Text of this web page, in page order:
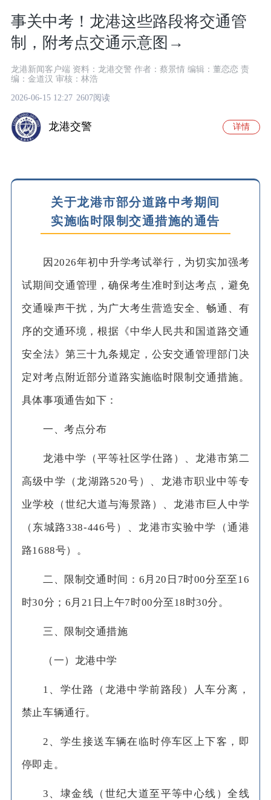
事关中考！龙港这些路段将交通管
制，附考点交通示意图→
龙港新闻客户端 资料：龙港交警 作者：蔡景情 编辑：董恋恋 责
编：金道汉 审核：林浩
2026-06-15 12:27 2607阅读
龙港交警 详情
关于龙港市部分道路中考期间
实施临时限制交通措施的通告
因2026年初中升学考试举行，为切实加强考
试期间交通管理，确保考生准时到达考点，避免
交通噪声干扰，为广大考生营造安全、畅通、有
序的交通环境，根据《中华人民共和国道路交通
安全法》第三十九条规定，公安交通管理部门决
定对考点附近部分道路实施临时限制交通措施。
具体事项通告如下：
一、考点分布
龙港中学（平等社区学仕路）、龙港市第二
高级中学（龙湖路520号）、龙港市职业中等专
业学校（世纪大道与海景路）、龙港市巨人中学
（东城路338-446号）、龙港市实验中学（通港
路1688号）。
二、限制交通时间：6月20日7时00分至至16
时30分；6月21日上午7时00分至18时30分。
三、限制交通措施
（一）龙港中学
1、学仕路（龙港中学前路段）人车分离，
禁止车辆通行。
2、学生接送车辆在临时停车区上下客，即
停即走。
3、埭金线（世纪大道至平等中心线）全线